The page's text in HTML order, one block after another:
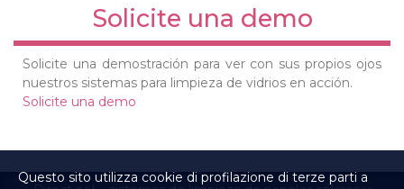
Solicite una demo
Solicite una demostración para ver con sus propios ojos
nuestros sistemas para limpieza de vidrios en acción.
Solicite una demo
Questo sito utilizza cookie di profilazione di terze parti a